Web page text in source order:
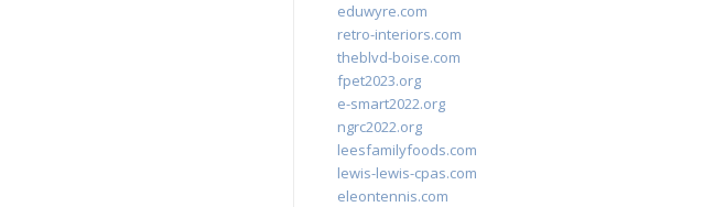
eduwyre.com
retro-interiors.com
theblvd-boise.com
fpet2023.org
e-smart2022.org
ngrc2022.org
leesfamilyfoods.com
lewis-lewis-cpas.com
eleontennis.com